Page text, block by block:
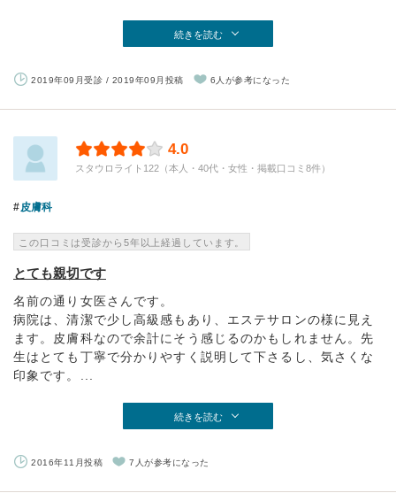
続きを読む
2019年09月受診 / 2019年09月投稿 6人が参考になった
4.0
スタウロライト122（本人・40代・女性・掲載口コミ8件）
皮膚科
この口コミは受診から5年以上経過しています。
とても親切です
名前の通り女医さんです。
病院は、清潔で少し高級感もあり、エステサロンの様に見え
ます。皮膚科なので余計にそう感じるのかもしれません。先
生はとても丁寧で分かりやすく説明して下さるし、気さくな
印象です。...
続きを読む
2016年11月投稿 7人が参考になった